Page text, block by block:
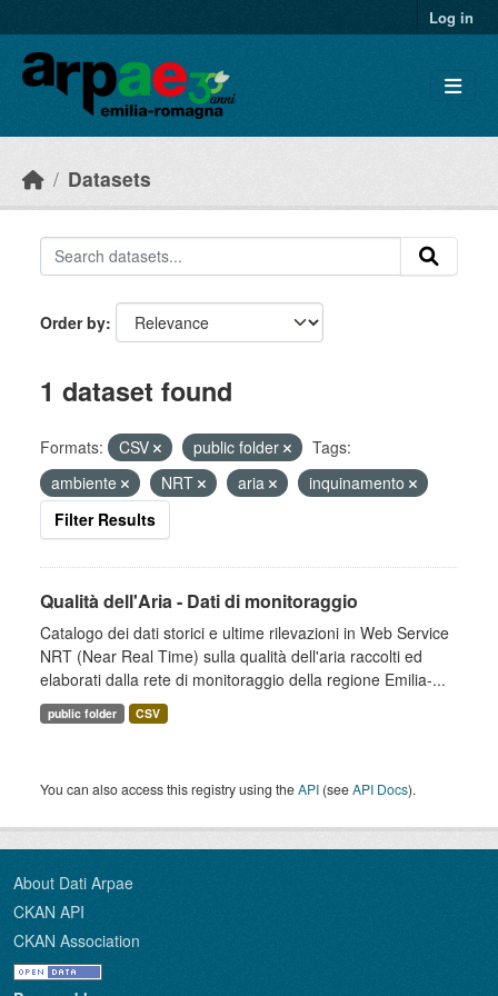
Log in
Datasets
Order by
1 dataset found
Formats: CSV public folder
Tags:
ambiente
NRT aria
inquinamento
Filter Results
Qualità dell'Aria - Dati di monitoraggio
Catalogo dei dati storici e ultime rilevazioni in Web Service
NRT (Near Real Time) sulla qualità dell'aria raccolti ed
elaborati dalla rete di monitoraggio della regione Emilia-...
public folder CSV
You can also access this registry using theAPI (seeAPI Docs).
About Dati Arpae
CKAN API
CKAN Association